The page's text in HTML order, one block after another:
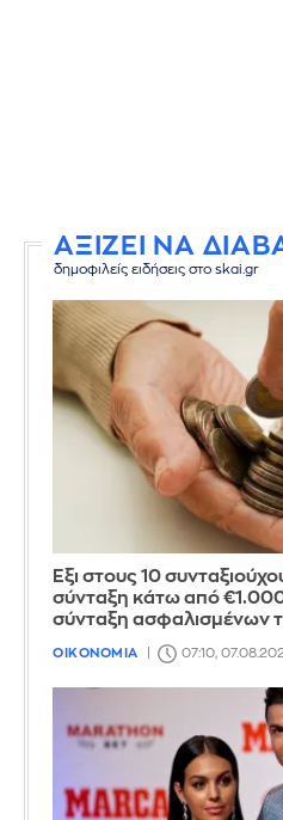
ΑΞΙΖΕΙ ΝΑ
δημοφιλείς ειδήσεις στο skai.gr
Έξι στους 10
σύνταξη κάτω από
σύνταξη ασφαλισμένων
ΟΙΚΟΝΟΜΙΑ 07:10,